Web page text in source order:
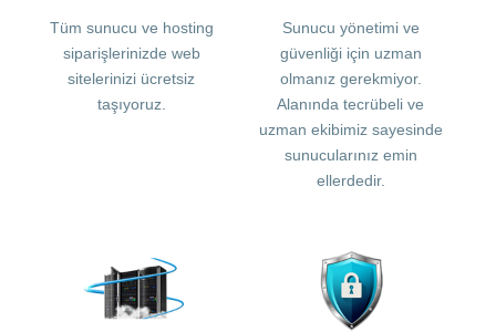
Tüm sunucu ve hosting
siparişlerinizde web
sitelerinizi ücretsiz
taşıyoruz.
Sunucu yönetimi ve
güvenliği için uzman
olmanız gerekmiyor.
Alanında tecrübeli ve
uzman ekibimiz sayesinde
sunucularınız emin
ellerdedir.